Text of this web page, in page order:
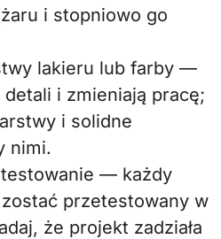
i stopniowo go
lakieru lub farby —
i zmieniają pracę;
i solidne
nimi.
— każdy
przetestowany w
że projekt zadziała